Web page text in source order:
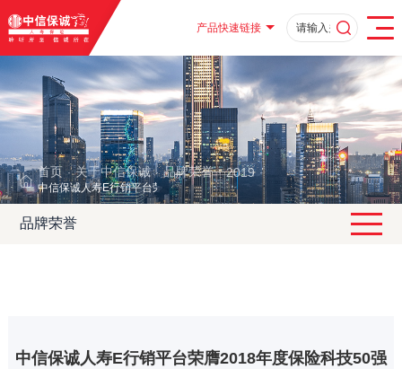
产品快速链接
首页 · 关于中信保诚 · 品牌荣誉 · 2019 ·
中信保诚人寿E行销平台荣膺2018年度保险科技50强
品牌荣誉
中信保诚人寿E行销平台荣膺2018年度保险科技50强